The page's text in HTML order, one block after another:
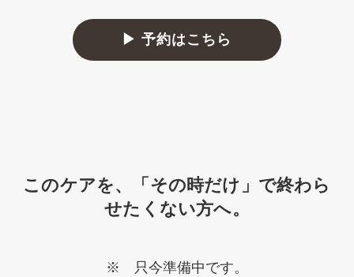
▶ 予約はこちら
このケアを、「その時だけ」で終わら
せたくない方へ。
※ 只今準備中です。